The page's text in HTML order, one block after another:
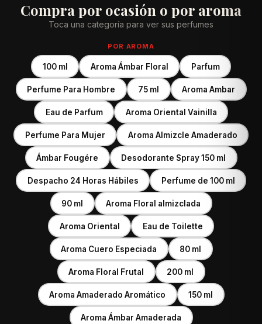
Compra por ocasión o por aroma
Toca una categoría para ver sus perfumes
POR AROMA
100 ml Aroma Ámbar Floral Parfum
Perfume Para Hombre 75 ml Aroma Ambar
Eau de Parfum Aroma Oriental Vainilla
Perfume Para Mujer Aroma Almizcle Amaderado
Ámbar Fougére Desodorante Spray 150 ml
Despacho 24 Horas Hábiles Perfume de 100 ml
90 ml Aroma Floral almizclada
Aroma Oriental Eau de Toilette
Aroma Cuero Especiada 80 ml
Aroma Floral Frutal 200 ml
Aroma Amaderado Aromático 150 ml
Aroma Ámbar Amaderada